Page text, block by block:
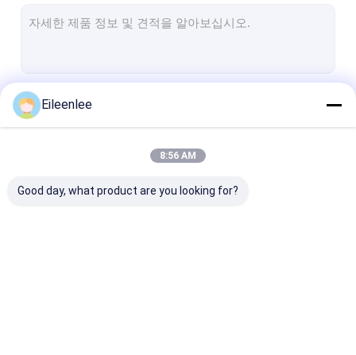
스파이럴 프리저 벨트
오븐 컨베이어 벨트
Eileenlee
8:56 AM
Good day, what product are you looking for?